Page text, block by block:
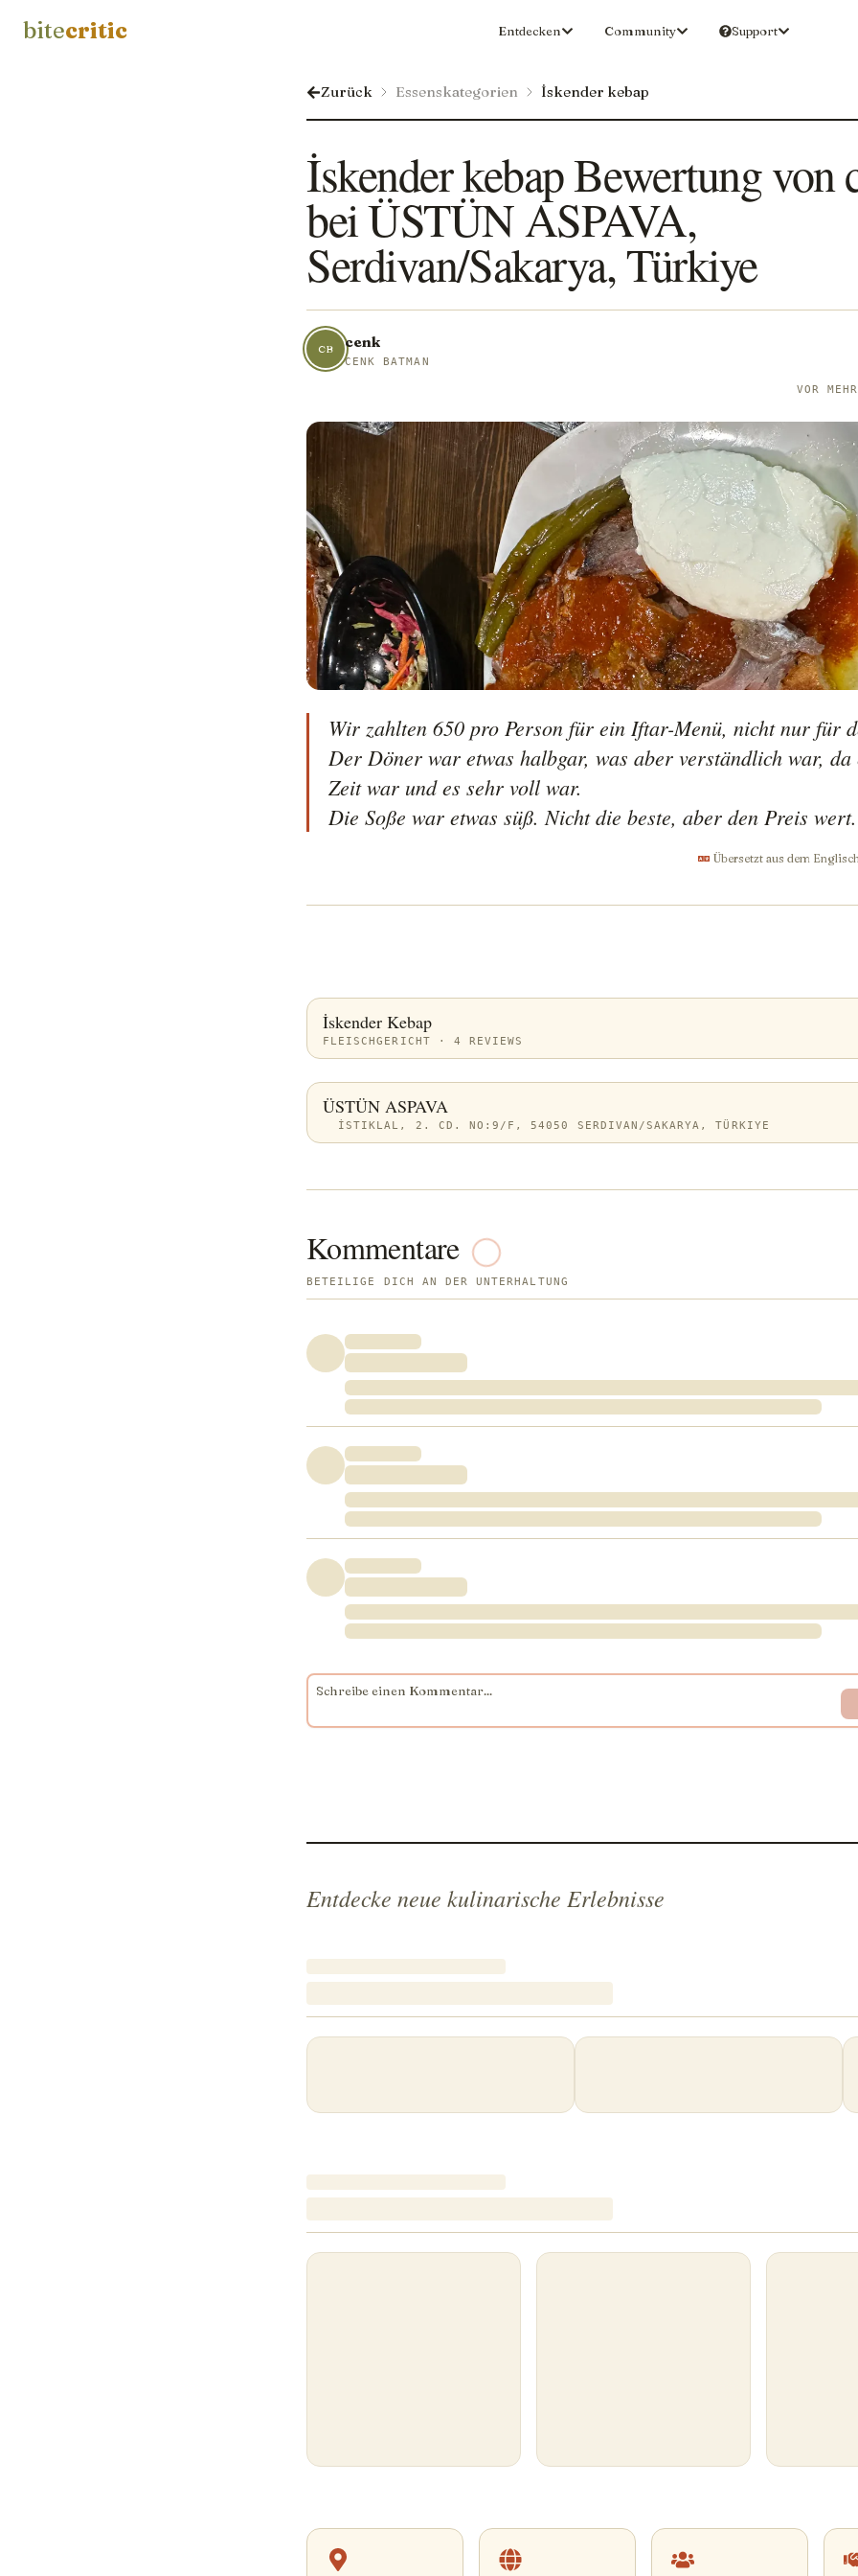
bitecritic Entdecken Community Support
Zurück Essenskategorien İskender kebap
İskender kebap Bewertung von
bei ÜSTÜN ASPAVA,
Serdivan/Sakarya, Türkiye
CB cenk
CENK BATMAN
VOR
Wir zahlten 650 pro Person für ein Iftar-Menü, nicht nur für
Der Döner war etwas halbgar, was aber verständlich war,
Zeit war und es sehr voll war.
Übersetzt aus dem
İskender Kebap
FLEISCHGERICHT · 4 REVIEWS
ÜSTÜN ASPAVA
İSTIKLAL, 2. CD. NO:9/F, 54050 SERDIVAN/SAKARYA, TÜRKIYE
Kommentare
BETEILIGE DICH AN DER UNTERHALTUNG
Entdecke neue kulinarische Erlebnisse